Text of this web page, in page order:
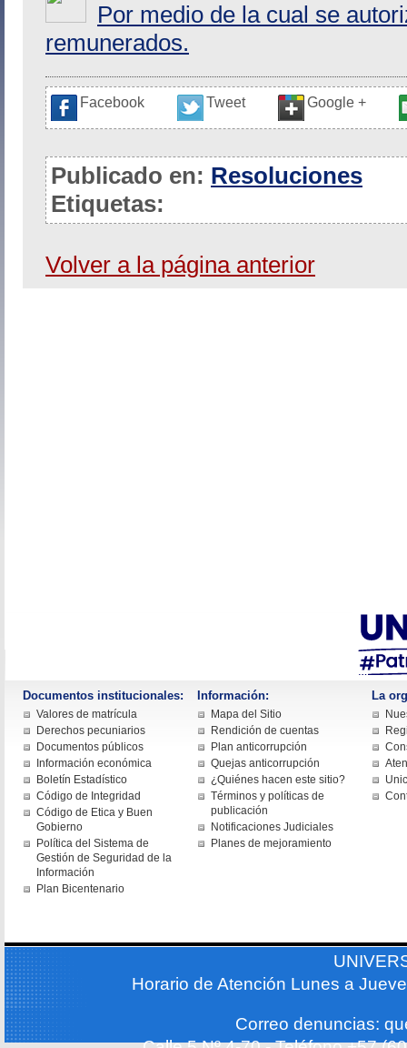
Por medio de la cual se
remunerados.
Facebook Tweet Google +
Publicado en: Resoluciones
Etiquetas:
Volver a la página anterior
Documentos institucionales:
Valores de matrícula
Derechos pecuniarios
Documentos públicos
Información económica
Boletín Estadístico
Código de Integridad
Código de Etica y Buen
Gobierno
Política del Sistema de
Gestión de Seguridad de la
Información
Plan Bicentenario
Información:
Mapa del Sitio
Rendición de cuentas
Plan anticorrupción
Quejas anticorrupción
¿Quiénes hacen este sitio?
Términos y políticas de
publicación
Notificaciones Judiciales
Planes de mejoramiento
La
Horario de Atención Lunes a
Correo denuncias: